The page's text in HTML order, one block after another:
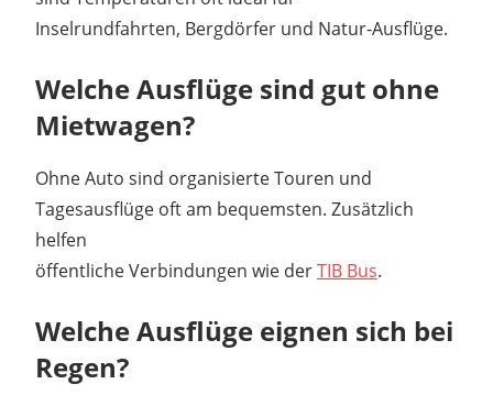
Inselrundfahrten, Bergdörfer und Natur-Ausflüge.
Welche Ausflüge sind gut ohne
Mietwagen?
Ohne Auto sind organisierte Touren und
Tagesausflüge oft am bequemsten. Zusätzlich
helfen
öffentliche Verbindungen wie derTIB Bus.
Welche Ausflüge eignen sich bei
Regen?